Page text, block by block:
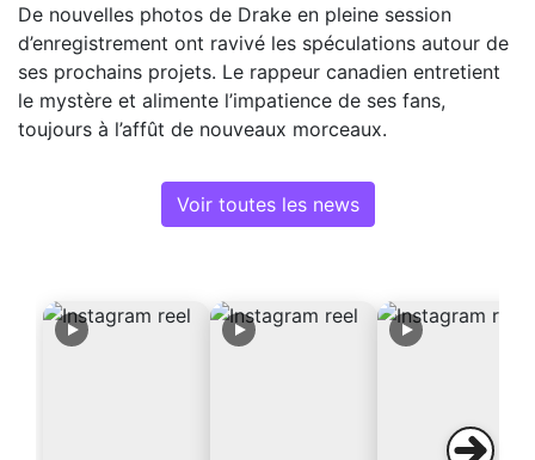
De nouvelles photos de Drake en pleine session
d’enregistrement ont ravivé les spéculations autour de
ses prochains projets. Le rappeur canadien entretient
le mystère et alimente l’impatience de ses fans,
toujours à l’affût de nouveaux morceaux.
Voir toutes les news